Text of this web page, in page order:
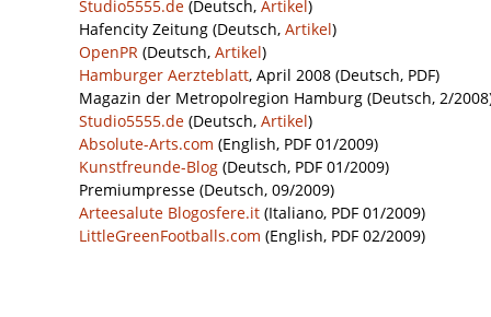
Studio5555.de (Deutsch, Artikel)
Hafencity Zeitung (Deutsch, Artikel)
OpenPR (Deutsch, Artikel)
Hamburger Aerzteblatt, April 2008 (Deutsch, PDF)
Magazin der Metropolregion Hamburg (Deutsch, 2/
Studio5555.de (Deutsch, Artikel)
Absolute-Arts.com (English, PDF 01/2009)
Kunstfreunde-Blog (Deutsch, PDF 01/2009)
Premiumpresse (Deutsch, 09/2009)
Arteesalute Blogosfere.it (Italiano, PDF 01/2009)
LittleGreenFootballs.com (English, PDF 02/2009)